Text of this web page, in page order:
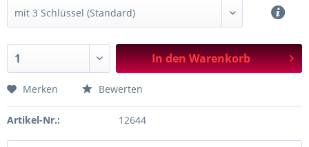
In denWarenkorb
Merken Bewerten
Artikel-Nr.: 12644